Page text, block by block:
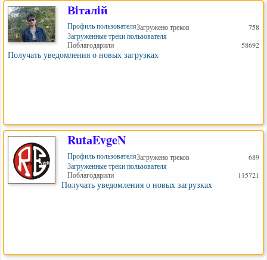
Вiталiй
Профиль пользователяЗагружено треков
758
Загруженные треки пользователя
Поблагодарили
58692
Получать уведомления о новых загрузках
RutаEvgeN
Профиль пользователяЗагружено треков
689
Загруженные треки пользователя
Поблагодарили
115721
Получать уведомления о новых загрузках